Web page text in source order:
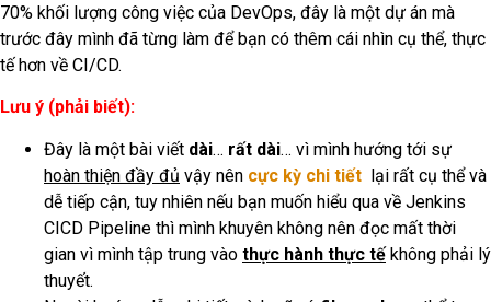
70% khối lượng công việc của DevOps, đây là một dự án mà
trước đây mình đã từng làm để bạn có thêm cái nhìn cụ thể, thực
tế hơn về CI/CD.
Lưu ý (phải biết):
Đây là một bài viết dài… rất dài… vì mình hướng tới sự
hoàn thiện đầy đủ vậy nên cực kỳ chi tiết lại rất cụ thể và
dễ tiếp cận, tuy nhiên nếu bạn muốn hiểu qua về Jenkins
CICD Pipeline thì mình khuyên không nên đọc mất thời
gian vì mình tập trung vào thực hành thực tếkhông phải lý
thuyết.